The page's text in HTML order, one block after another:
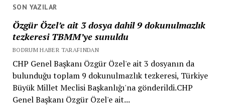
SON YAZILAR
Özgür Özel’e ait 3 dosya dahil 9 dokunulmazlık
tezkeresi TBMM’ye sunuldu
BODRUM HABER TARAFINDAN
CHP Genel Başkanı Özgür Özel'e ait 3 dosyanın da
bulunduğu toplam 9 dokunulmazlık tezkeresi, Türkiye
Büyük Millet Meclisi Başkanlığı'na gönderildi.CHP
Genel Başkanı Özgür Özel'e ait...